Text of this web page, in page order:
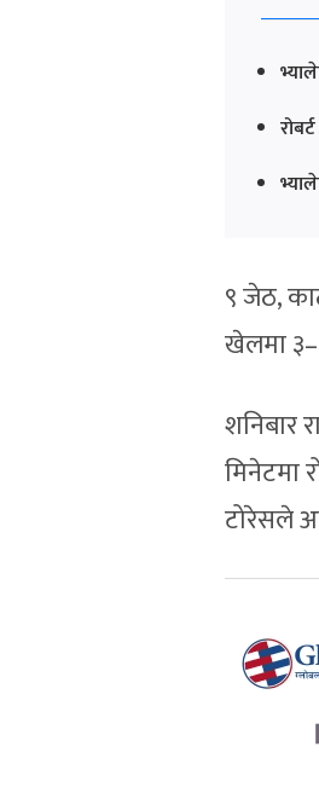
९ जेठ,
खेलमा
शनिबार
मिनेटमा
टोरेसले